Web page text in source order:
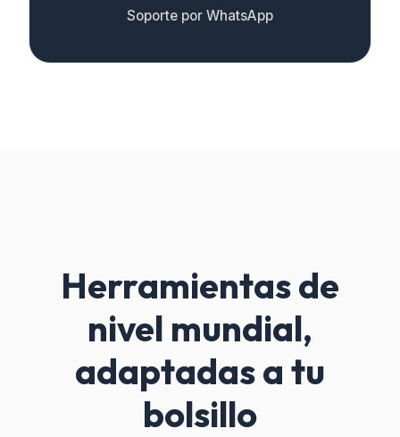
Soporte por WhatsApp
Herramientas de
nivel mundial,
adaptadas a tu
bolsillo